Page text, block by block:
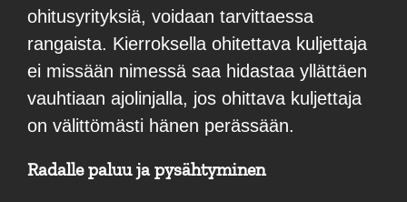
ohitusyrityksiä, voidaan tarvittaessa
rangaista. Kierroksella ohitettava kuljettaja
ei missään nimessä saa hidastaa yllättäen
vauhtiaan ajolinjalla, jos ohittava kuljettaja
on välittömästi hänen perässään.
Radalle paluu ja pysähtyminen